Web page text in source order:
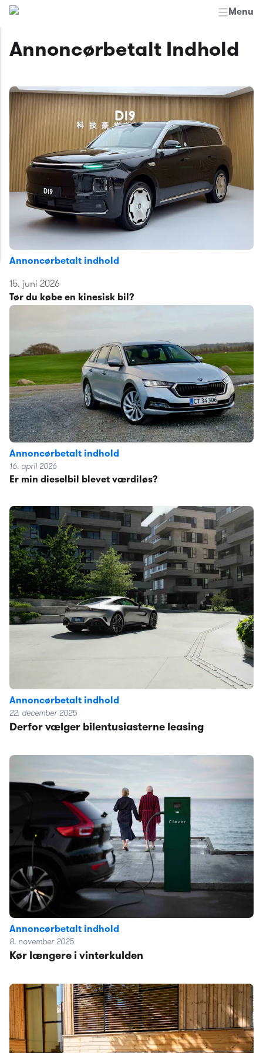
Menu
Annoncørbetalt Indhold
Annoncørbetalt indhold
15. juni 2026
Tør du købe en kinesisk bil?
Annoncørbetalt indhold
16. april 2026
Er min dieselbil blevet værdiløs?
Annoncørbetalt indhold
22. december 2025
Derfor vælger bilentusiasterne leasing
Annoncørbetalt indhold
8. november 2025
Kør længere i vinterkulden